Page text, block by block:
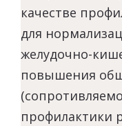
качестве
для
желудочно-
повышения
профилактики